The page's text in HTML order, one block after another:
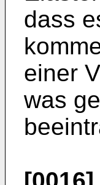
dass
einer
was